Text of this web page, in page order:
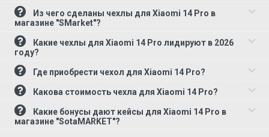
магазине "SMarket"?
году?
Где приобрести чехол для Xiaomi 14 Pro?
Какова стоимость чехла для Xiaomi 14 Pro?
магазине "SotaMARKET"?